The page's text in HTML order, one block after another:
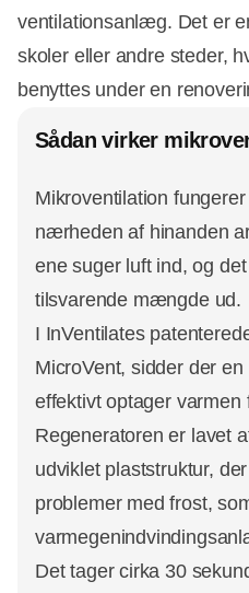
ventilationsanlæg. Det er
skoler eller andre steder,
benyttes under en
Sådan virker
Mikroventilation
nærheden af hinanden
ene suger luft ind, og
tilsvarende mængde ud.
I InVentilates
MicroVent, sidder der
effektivt optager varmen
Regeneratoren er lavet
udviklet plaststruktur,
problemer med frost,
Det tager cirka 30